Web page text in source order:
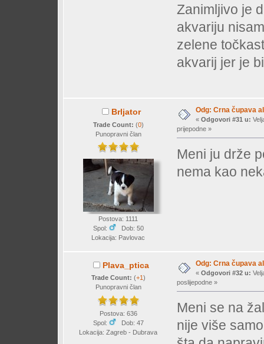
Zanimljivo je
akvariju
zelene
akvarij jer je
Brljator
Trade Count: (0)
Punopravni član
Postova: 1111
Spol:
Dob: 50
Lokacija: Pavlovac
Odg: Crna čupava
« Odgovori #31 u:
prijepodne »
Meni ju drže
nema kao
Plava_ptica
Trade Count: (+1)
Punopravni član
Postova: 636
Spol:
Dob: 47
Lokacija: Zagreb - Dubrava
Odg: Crna čupava
« Odgovori #32 u:
poslijepodne »
Meni se na
nije više